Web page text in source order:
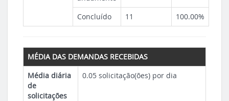
Concluído 11 100.00%
MÉDIA DAS DEMANDAS RECEBIDAS
Média diária
de
solicitações
0.05 solicitação(ões) por dia